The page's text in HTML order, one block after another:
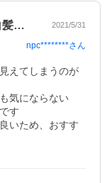
頭皮が弱く、毛染めできないため白髪が見… 2021/5/31
npc********さん
えてしまうのが
気にならない
す
いため、おすす